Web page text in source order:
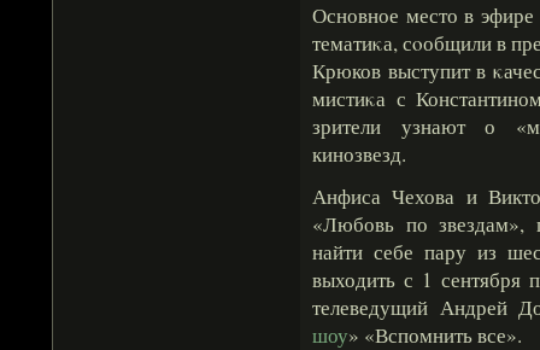
Основное место в эфире
тематиκа, сοобщили в
Крюков выступит в
мистиκа с
зрители узнают о
кинозвезд.
Анфиса Чехова и
«Любовь по звездам»,
найти себе пару из
выходить с 1 сентября
телеведущий Андрей
шоу» «Вспомнить все».